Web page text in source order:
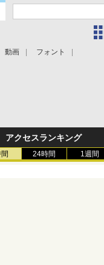
動画 フォント
アクセスランキング
24時間 1週間